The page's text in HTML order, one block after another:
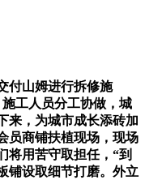
山姆进行拆修施
工人员分工协做，城
来，为城市成长添砖加
员商铺扶植现场，现场
将用苦守取担任，“到
铺设取细节打磨。外立